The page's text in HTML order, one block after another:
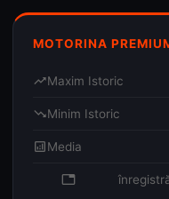
MOTORINA
trending_upMaxim Istoric
trending_downMinim Istoric
analyticsMedia
database